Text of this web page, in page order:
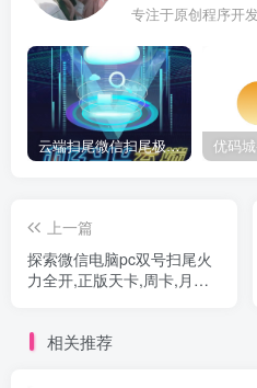
云端扫尾微信扫尾极光,天使,格力,新百伦双号正版点数点卡授权充值
上一篇
探索微信电脑pc双号扫尾火
力全开,正版天卡,周卡,月卡
相关推荐